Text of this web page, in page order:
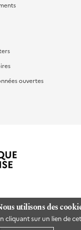
utilisons des
cliquant sur un lien de
ouvertes